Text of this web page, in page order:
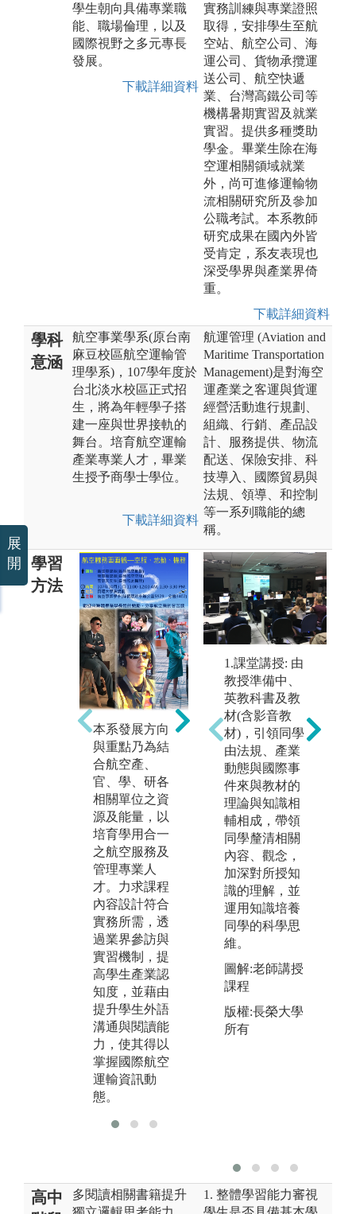
學生朝向具備專業職
能、職場倫理，以及
國際視野之多元專長
發展。
下載詳細資料
實務訓練與專業證照
取得，安排學生至航
空站、航空公司、海
運公司、貨物承攬運
送公司、航空快遞
業、台灣高鐵公司等
機構暑期實習及就業
實習。提供多種獎助
學金。畢業生除在海
空運相關領域就業
外，尚可進修運輸物
流相關研究所及參加
公職考試。本系教師
研究成果在國內外皆
受肯定，系友表現也
深受學界與產業界倚
重。
下載詳細資料
學科
意涵
航空事業學系(原台南
麻豆校區航空運輸管
理學系)，107學年度於
台北淡水校區正式招
生，將為年輕學子搭
建一座與世界接軌的
舞台。培育航空運輸
產業專業人才，畢業
生授予商學士學位。
下載詳細資料
航運管理 (Aviation and
Maritime Transportation
Management)是對海空
運產業之客運與貨運
經營活動進行規劃、
組織、行銷、產品設
計、服務提供、物流
配送、保險安排、科
技導入、國際貿易與
法規、領導、和控制
等一系列職能的總
稱。
學習
方法
本系發展方向
與重點乃為結
合航空產、
官、學、研各
相關單位之資
源及能量，以
培育學用合一
之航空服務及
管理專業人
才。力求課程
內容設計符合
實務所需，透
過業界參訪與
實習機制，提
高學生產業認
知度，並藉由
提升學生外語
溝通與閱讀能
力，使其得以
掌握國際航空
運輸資訊動
態。
本系課程涵蓋
航空產業空、
地勤之全方位
服務與管理範
疇，協助學生
無縫接軌航空
產業相關領域
之就業市場。
學生畢業後若
直接投入職
場，可以選擇
之民航相關工
作範疇包含: 航
務人員、空服
人員、地勤運
務人員(機坪、
行李、聯管中
心)、安檢人
員、訂位票
人員、民航局
飛航管制員
1.課堂講授: 由
教授準備中、
英教科書及教
材(含影音教
材)，引領同學
由法規、產業
動態與國際事
件來與教材的
理論與知識相
輔相成，帶領
同學釐清相關
內容、觀念，
加深對所授知
識的理解，並
運用知識培養
同學的科學思
維。
圖解:老師講授
課程
版權:長榮大學
所有
高中
多閱讀相關書籍提升
1. 整體學習能力審視
展
開